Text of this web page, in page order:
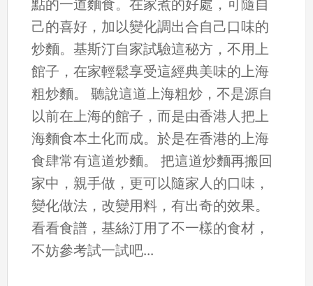
點的一道麵食。在家煮的好處，可隨自
己的喜好，加以變化調出合自己口味的
炒麵。基斯汀自家試驗這秘方，不用上
館子，在家輕鬆享受這經典美味的上海
粗炒麵。 聽說這道上海粗炒，不是源自
以前在上海的館子，而是由香港人把上
海麵食本土化而成。於是在香港的上海
食肆常有這道炒麵。 把這道炒麵再搬回
家中，親手做，更可以隨家人的口味，
變化做法，改變用料，有出奇的效果。
看看食譜，基絲汀用了不一樣的食材，
不妨參考試一試吧...